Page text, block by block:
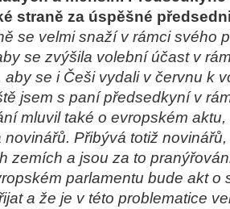
straně za úspěšné
se velmi snaží v rámci svého
se zvýšila volební účast v
aby se i Češi vydali v červnu k
jsem s paní předsedkyní v
mluvil také o evropském
Přibývá totiž
zemích a jsou za to
parlamentu bude akt o
a že je v této problematice